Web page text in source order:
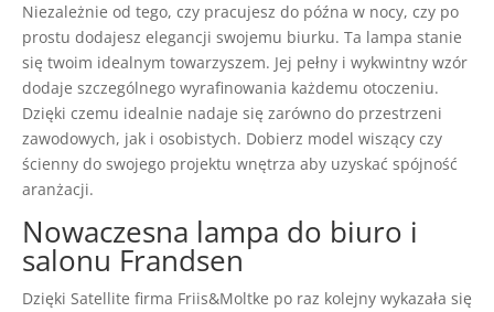
Niezależnie od tego, czy pracujesz do późna w nocy, czy po
prostu dodajesz elegancji swojemu biurku. Ta lampa stanie
się twoim idealnym towarzyszem. Jej pełny i wykwintny wzór
dodaje szczególnego wyrafinowania każdemu otoczeniu.
Dzięki czemu idealnie nadaje się zarówno do przestrzeni
zawodowych, jak i osobistych. Dobierz model wiszący czy
ścienny do swojego projektu wnętrza aby uzyskać spójność
aranżacji.
Nowaczesna lampa do biuro i
salonu Frandsen
Dzięki Satellite firma Friis&Moltke po raz kolejny wykazała się